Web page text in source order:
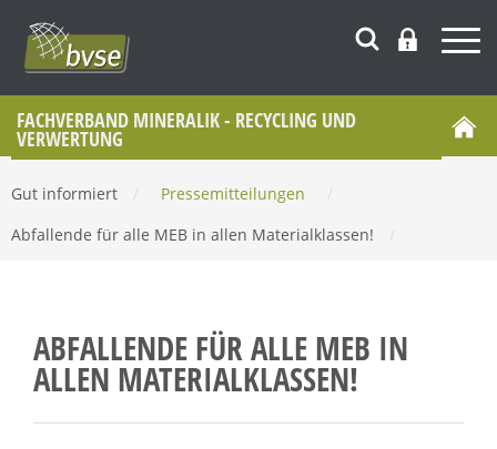
FACHVERBAND MINERALIK - RECYCLING UND
VERWERTUNG
Gut informiert Pressemitteilungen
Abfallende für alle MEB in allen Materialklassen!
ABFALLENDE FÜR ALLE MEB IN
ALLEN MATERIALKLASSEN!